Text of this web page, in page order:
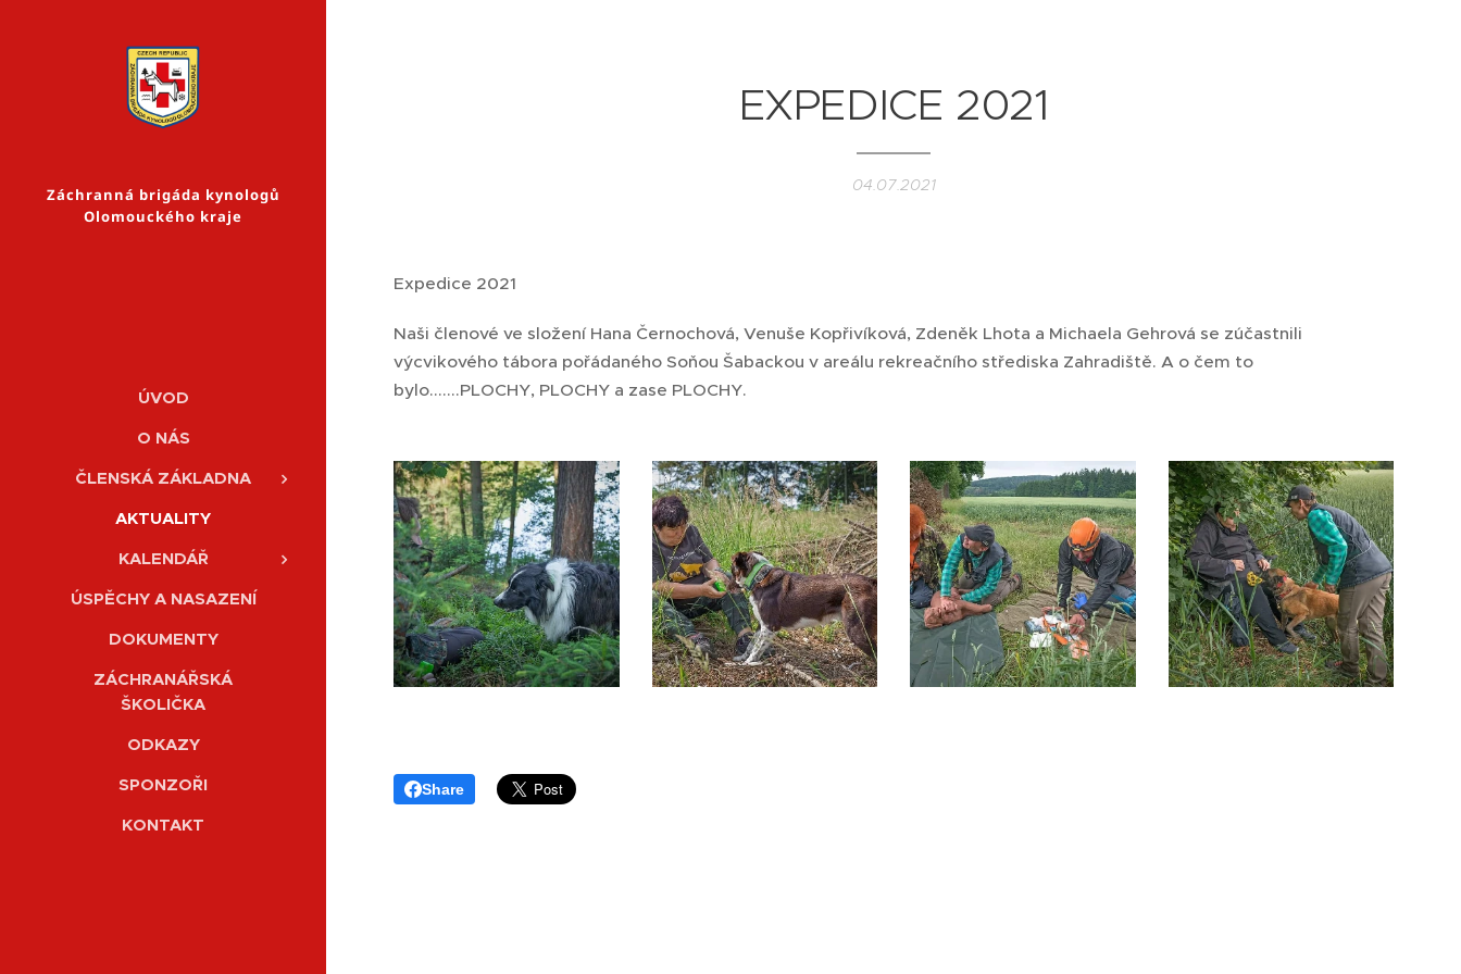
Záchranná brigáda kynologů
Olomouckého kraje
ÚVOD
O NÁS
ČLENSKÁ ZÁKLADNA
AKTUALITY
KALENDÁŘ
ÚSPĚCHY A NASAZENÍ
DOKUMENTY
ZÁCHRANÁŘSKÁ
ŠKOLIČKA
ODKAZY
SPONZOŘI
KONTAKT
EXPEDICE 2021
04.07.2021
Expedice 2021
Naši členové ve složení Hana Černochová, Venuše Kopřivíková, Zdeněk Lhota a Michaela Gehrová se zúčastnili
výcvikového tábora pořádaného Soňou Šabackou v areálu rekreačního střediska Zahradiště. A o čem to
bylo.......PLOCHY, PLOCHY a zase PLOCHY.
Share